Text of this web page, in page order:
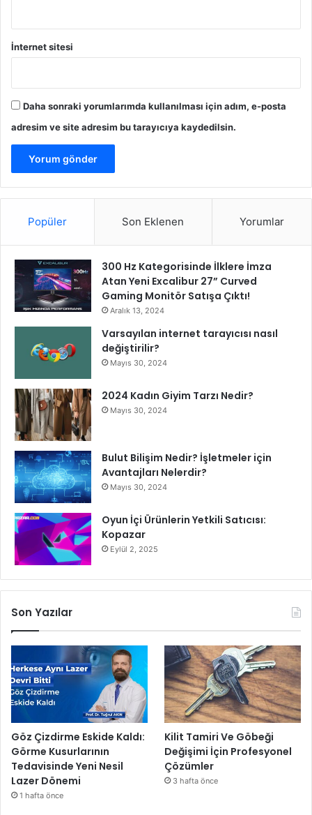
İnternet sitesi
Daha sonraki yorumlarımda kullanılması için adım, e-posta
adresim ve site adresim bu tarayıcıya kaydedilsin.
Popüler Son Eklenen Yorumlar
300 Hz Kategorisinde İlklere İmza
Atan Yeni Excalibur 27” Curved
Gaming Monitör Satışa Çıktı!
Aralık 13, 2024
Varsayılan internet tarayıcısı nasıl
değiştirilir?
Mayıs 30, 2024
2024 Kadın Giyim Tarzı Nedir?
Mayıs 30, 2024
Bulut Bilişim Nedir? İşletmeler için
Avantajları Nelerdir?
Mayıs 30, 2024
Oyun İçi Ürünlerin Yetkili Satıcısı:
Kopazar
Eylül 2, 2025
Son Yazılar
Göz Çizdirme Eskide Kaldı:
Görme Kusurlarının
Tedavisinde Yeni Nesil
Lazer Dönemi
1 hafta önce
Kilit Tamiri Ve Göbeği
Değişimi İçin Profesyonel
Çözümler
3 hafta önce